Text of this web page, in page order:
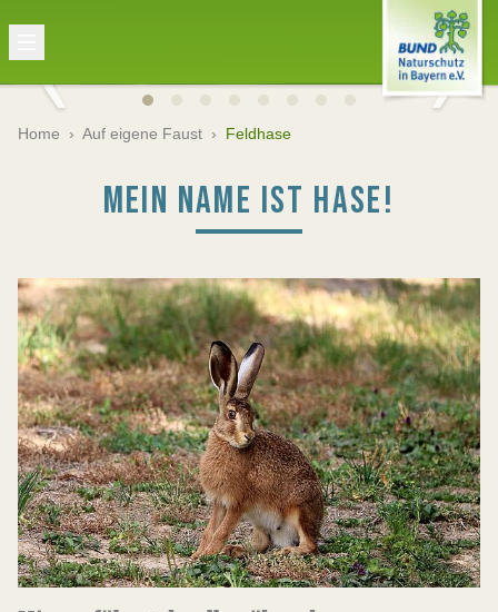
Home › Auf eigene Faust › Feldhase
MEIN NAME IST HASE!